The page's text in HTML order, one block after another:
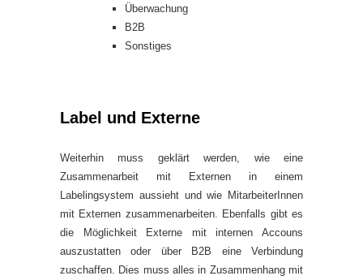
Überwachung
B2B
Sonstiges
Label und Externe
Weiterhin muss geklärt werden, wie eine
Zusammenarbeit mit Externen in einem
Labelingsystem aussieht und wie MitarbeiterInnen
mit Externen zusammenarbeiten. Ebenfalls gibt es
die Möglichkeit Externe mit internen Accouns
auszustatten oder über B2B eine Verbindung
zuschaffen. Dies muss alles in Zusammenhang mit